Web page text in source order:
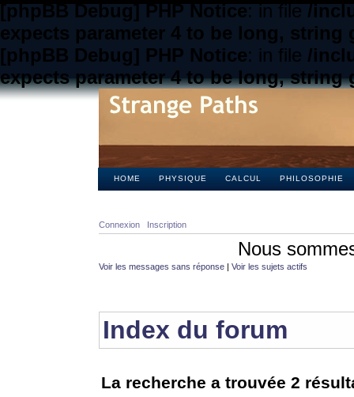
[phpBB Debug] PHP Notice: in file/
expects parameter 4 to be long, string
[phpBB Debug] PHP Notice: in file /
expects parameter 4 to be long, string
HOME PHYSIQUE CALCUL PHILOSOPHIE
Connexion Inscription
Nous
Voir les messages sans réponse | Voir les sujets actifs
Index du forum
La recherche a trouvée 2